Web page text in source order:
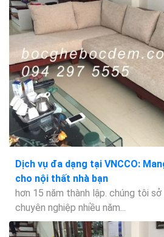
Dịch vụ đa dạng tại VNCCO:
cho nội thất nhà bạn
hơn 15 năm thành lập. chúng tôi
chuyên nghiệp nhiều năm...